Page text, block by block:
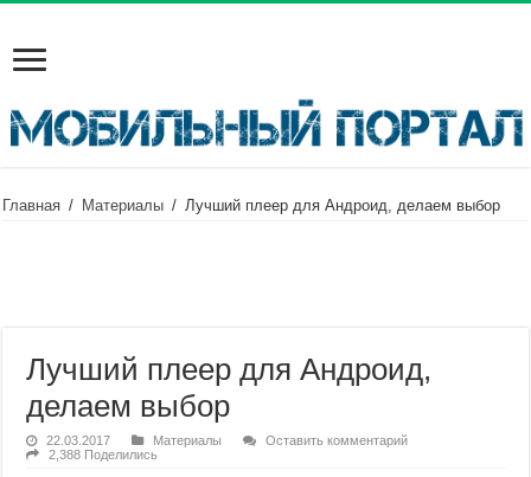
Главная / Материалы / Лучший плеер для Андроид, делаем выбор
Лучший плеер для Андроид,
делаем выбор
22.03.2017 Материалы
Оставить комментарий
2,388 Поделились